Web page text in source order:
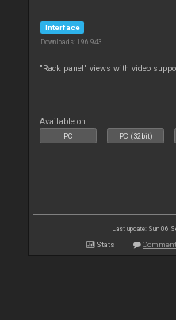
Interface
Downloads: 196 943
"Rack panel" views with video
Available on :
PC PC (32bit)
Last update: Sun 06
Stats